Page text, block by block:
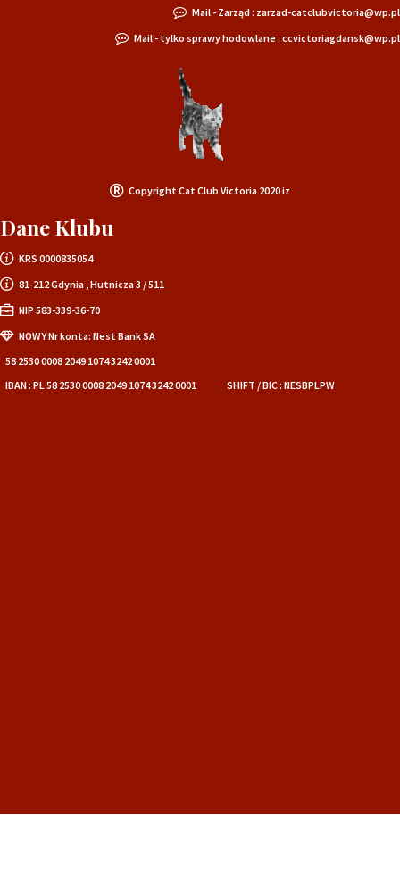
Mail - Zarząd : zarzad-catclubvictoria@wp.pl
Mail - tylko sprawy hodowlane : ccvictoriagdansk@wp.pl
Copyright Cat Club Victoria 2020 iz
Dane Klubu
KRS 0000835054
81-212 Gdynia , Hutnicza 3 / 511
NIP 583-339-36-70
NOWY Nr konta: Nest Bank SA
58 2530 0008 2049 1074 3242 0001
IBAN : PL 58 2530 0008 2049 1074 3242 0001
SHIFT / BIC : NESBPLPW